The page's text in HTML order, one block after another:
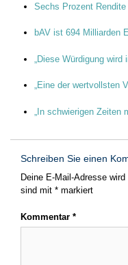
Sechs Prozent
bAV ist 694 Milliarden
„Diese Würdigung
„Eine der wertvollsten
„In schwierigen
Schreiben Sie einen
Deine E-Mail-Adresse
sind mit * markiert
Kommentar *